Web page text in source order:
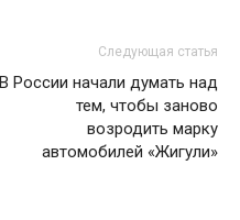
Следующая статья
В России начали думать над
тем, чтобы заново
возродить марку
автомобилей «Жигули»